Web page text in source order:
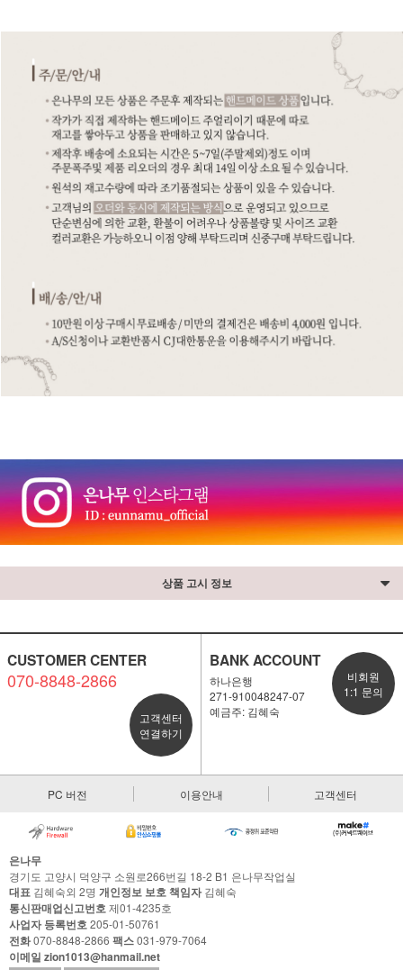
상품 고시 정보
CUSTOMER CENTER
070-8848-2866
고객센터
연결하기
BANK ACCOUNT
하나은행
271-910048247-07
예금주: 김혜숙
비회원
1:1 문의
PC 버전 이용안내 고객센터
은나무
경기도 고양시 덕양구 소원로266번길 18-2 B1 은나무작업실
대표 김혜숙외 2명 개인정보 보호 책임자김혜숙
통신판매업신고번호제01-4235호
사업자 등록번호205-01-50761
전화070-8848-2866 팩스031-979-7064
이메일 zion1013@hanmail.net